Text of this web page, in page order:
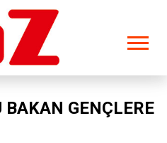
BAKAN GENÇLERE